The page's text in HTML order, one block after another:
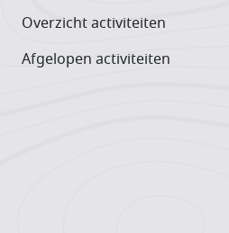
Overzicht activiteiten
Afgelopen activiteiten